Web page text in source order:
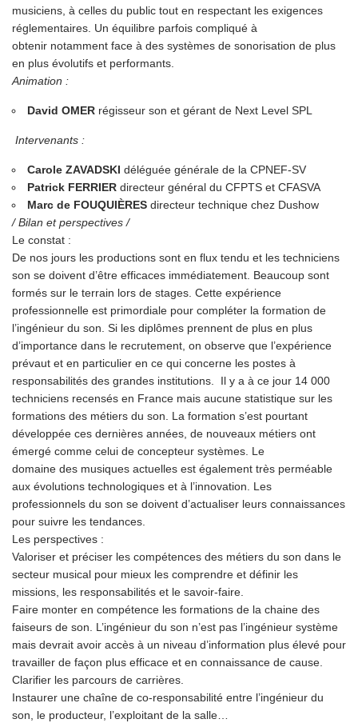
musiciens, à celles du public tout en respectant les exigences
réglementaires. Un équilibre parfois compliqué à
obtenir notamment face à des systèmes de sonorisation de plus
en plus évolutifs et performants.
Animation :
David OMER régisseur son et gérant de Next Level SPL
Intervenants :
Carole ZAVADSKI déléguée générale de la CPNEF-SV
Patrick FERRIER directeur général du CFPTS et CFASVA
Marc de FOUQUIÈRES directeur technique chez Dushow
/ Bilan et perspectives /
Le constat :
De nos jours les productions sont en flux tendu et les techniciens
son se doivent d’être efficaces immédiatement. Beaucoup sont
formés sur le terrain lors de stages. Cette expérience
professionnelle est primordiale pour compléter la formation de
l’ingénieur du son. Si les diplômes prennent de plus en plus
d’importance dans le recrutement, on observe que l’expérience
prévaut et en particulier en ce qui concerne les postes à
responsabilités des grandes institutions. Il y a à ce jour 14 000
techniciens recensés en France mais aucune statistique sur les
formations des métiers du son. La formation s’est pourtant
développée ces dernières années, de nouveaux métiers ont
émergé comme celui de concepteur systèmes. Le
domaine des musiques actuelles est également très perméable
aux évolutions technologiques et à l’innovation. Les
professionnels du son se doivent d’actualiser leurs connaissances
pour suivre les tendances.
Les perspectives :
Valoriser et préciser les compétences des métiers du son dans le
secteur musical pour mieux les comprendre et définir les
missions, les responsabilités et le savoir-faire.
Faire monter en compétence les formations de la chaine des
faiseurs de son. L’ingénieur du son n’est pas l’ingénieur système
mais devrait avoir accès à un niveau d’information plus élevé pour
travailler de façon plus efficace et en connaissance de cause.
Clarifier les parcours de carrières.
Instaurer une chaîne de co-responsabilité entre l’ingénieur du
son, le producteur, l’exploitant de la salle…